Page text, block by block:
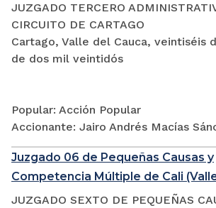
JUZGADO TERCERO
CIRCUITO DE CARTAGO
Cartago, Valle del Cauca, veintiséis
de dos mil veintidós
Popular: Acción Popular
Accionante: Jairo Andrés Macías
Juzgado 06 de Pequeñas Causas y
Competencia Múltiple de Cali
JUZGADO SEXTO DE PEQUEÑAS